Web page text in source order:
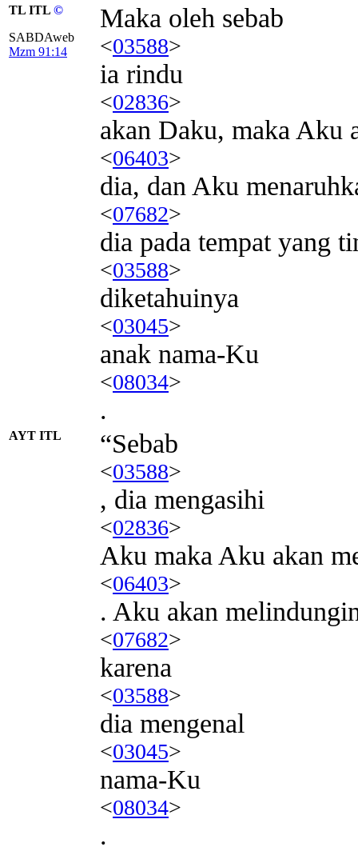
TL ITL ©
SABDAweb
Mzm 91:14
Maka oleh sebab
<03588>
ia rindu
<02836>
akan Daku, maka Aku
<06403>
dia, dan Aku
<07682>
dia pada tempat yang
<03588>
diketahuinya
<03045>
anak nama-Ku
<08034>
.
AYT ITL “Sebab
<03588>
, dia mengasihi
<02836>
Aku maka Aku akan
<06403>
. Aku akan
<07682>
karena
<03588>
dia mengenal
<03045>
nama-Ku
<08034>
.